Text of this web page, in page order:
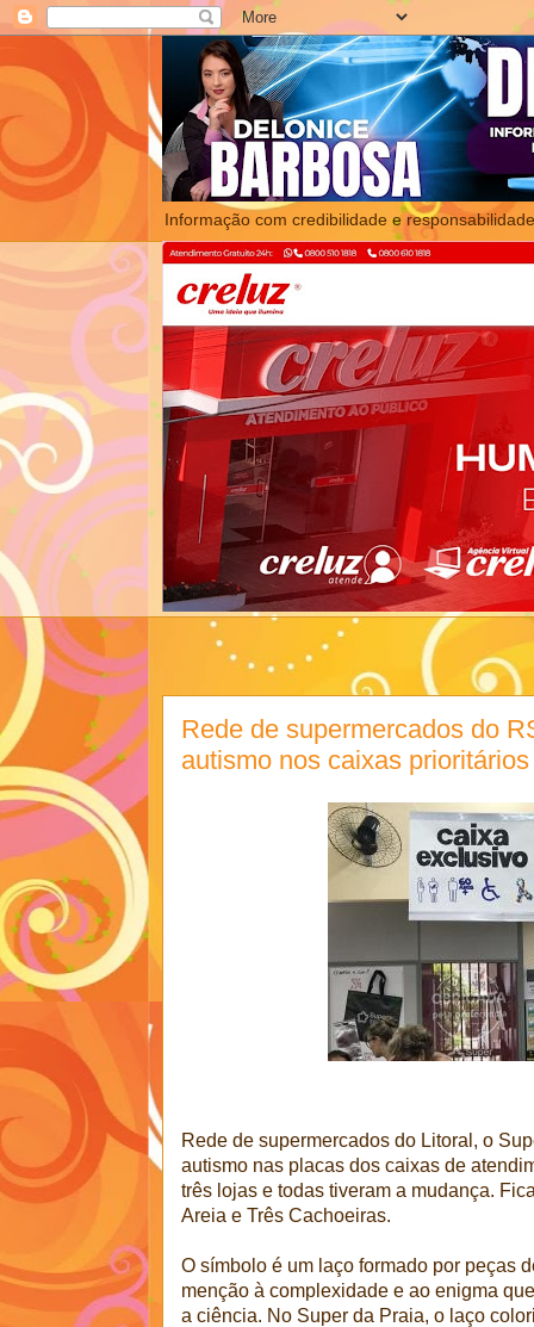
Informação com credibilidade e
Rede de supermercados do
autismo nos caixas prioritários
Rede de supermercados do Litoral, o
autismo nas placas dos caixas de
três lojas e todas tiveram a mudança.
Areia e Três Cachoeiras.
O símbolo é um laço formado por peças
menção à complexidade e ao enigma
a ciência. No Super da Praia, o laço